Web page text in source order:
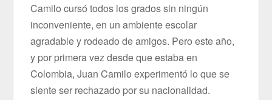
Camilo cursó todos los grados sin ningún
inconveniente, en un ambiente escolar
agradable y rodeado de amigos. Pero este año,
y por primera vez desde que estaba en
Colombia, Juan Camilo experimentó lo que se
siente ser rechazado por su nacionalidad.